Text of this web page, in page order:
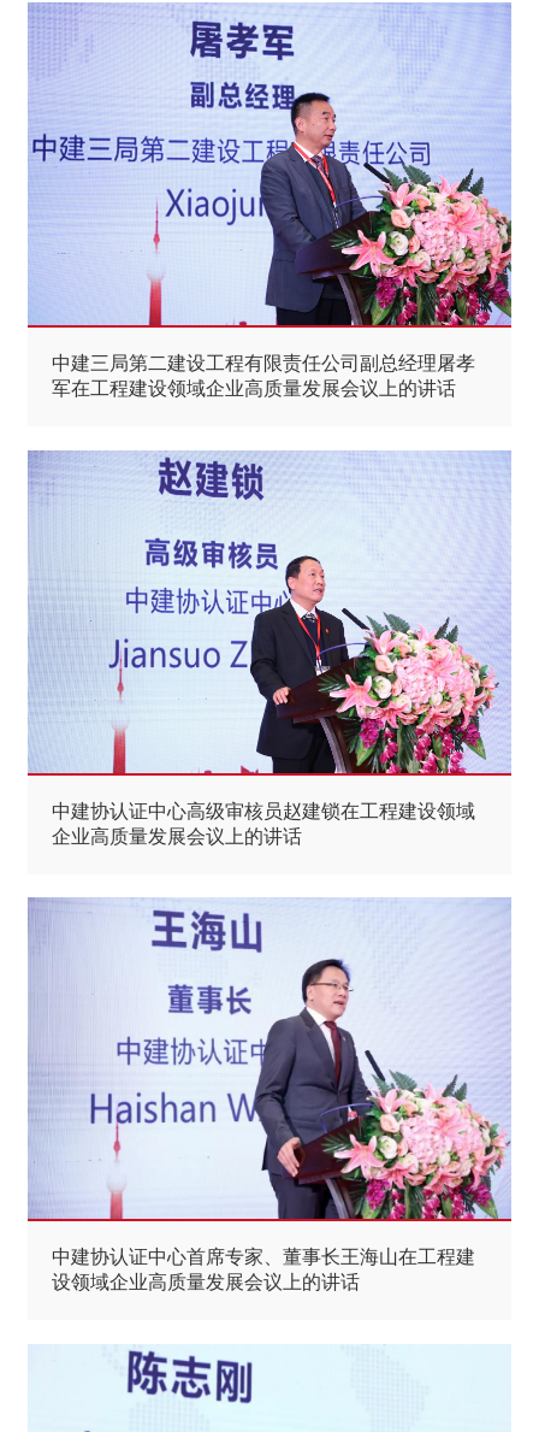
中建三局第二建设工程有限责任公司副总经理屠孝
军在工程建设领域企业高质量发展会议上的讲话
中建协认证中心高级审核员赵建锁在工程建设领域
企业高质量发展会议上的讲话
中建协认证中心首席专家、董事长王海山在工程建
设领域企业高质量发展会议上的讲话